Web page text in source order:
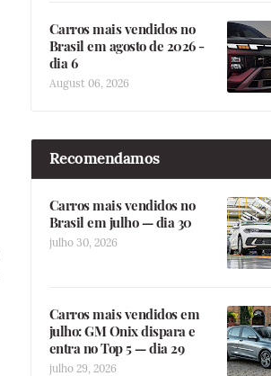
Carros mais vendidos no
Brasil em agosto de 2026 -
dia 6
August 06, 2026
Recomendamos
Carros mais vendidos no
Brasil em julho — dia 30
julho 30, 2026
Carros mais vendidos em
julho: GM Onix dispara e
entra no Top 5 — dia 29
julho 29, 2026